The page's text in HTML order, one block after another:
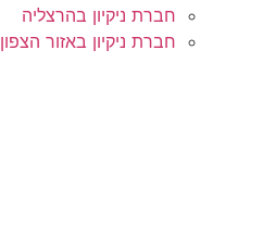
חברת ניקיון בהרצליה
חברת ניקיון באזור הצפון